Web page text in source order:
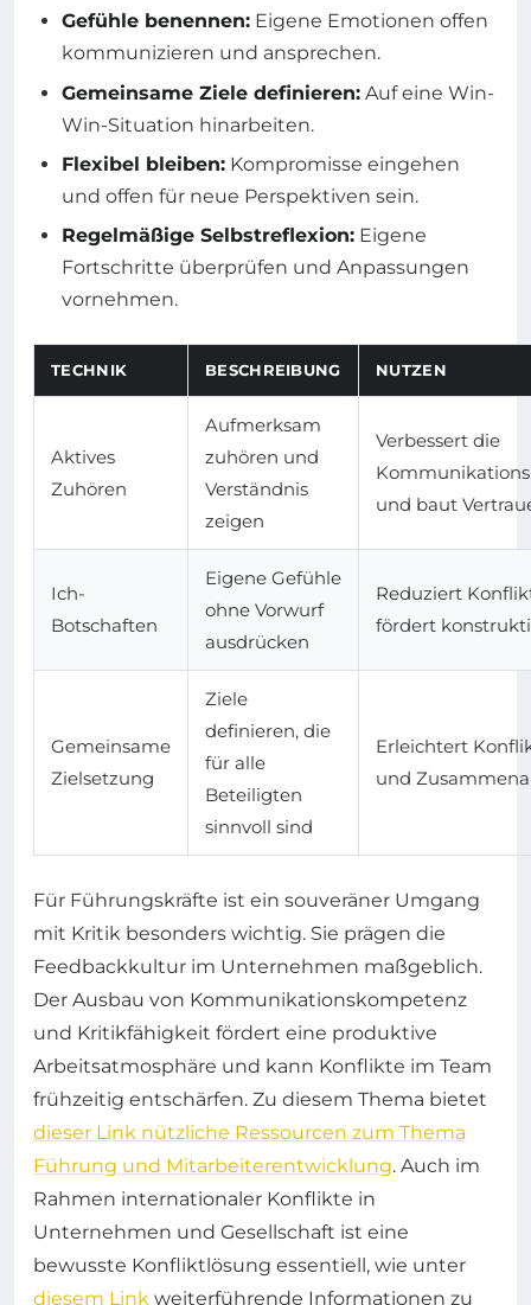
Gefühle benennen: Eigene Emotionen offen
kommunizieren und ansprechen.
Gemeinsame Ziele definieren: Auf eine Win-
Win-Situation hinarbeiten.
Flexibel bleiben: Kompromisse eingehen
und offen für neue Perspektiven sein.
Regelmäßige Selbstreflexion: Eigene
Fortschritte überprüfen und Anpassungen
vornehmen.
TECHNIK BESCHREIBUNG NUTZEN
Aktives
Zuhören
Aufmerksam
zuhören und
Verständnis
zeigen
Verbessert die
und baut
Ich-
Botschaften
Eigene Gefühle
ohne Vorwurf
ausdrücken
Reduziert
fördert
Gemeinsame
Zielsetzung
Ziele
definieren, die
für alle
Beteiligten
sinnvoll sind
Erleichtert
und
Für Führungskräfte ist ein souveräner Umgang
mit Kritik besonders wichtig. Sie prägen die
Feedbackkultur im Unternehmen maßgeblich.
Der Ausbau von Kommunikationskompetenz
und Kritikfähigkeit fördert eine produktive
Arbeitsatmosphäre und kann Konflikte im Team
frühzeitig entschärfen. Zu diesem Thema bietet
dieser Link nützliche Ressourcen zum Thema
Führung und Mitarbeiterentwicklung. Auch im
Rahmen internationaler Konflikte in
Unternehmen und Gesellschaft ist eine
bewusste Konfliktlösung essentiell, wie unter
diesem Link weiterführende Informationen zu